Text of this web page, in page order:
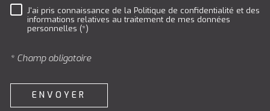
RÈGLEMENTATION
J'ai pris connaissance de la Politique de confidentialité et des
informations relatives au traitement de mes données
personnelles (*)
* Champ obligatoire
ENVOYER